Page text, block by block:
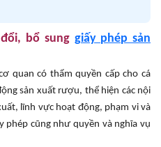
bổ sung giấy phép sản
quan có thẩm quyền cấp cho cá
sản xuất rượu, thể hiện các nội
lĩnh vực hoạt động, phạm vi và
phép cũng như quyền và nghĩa vụ